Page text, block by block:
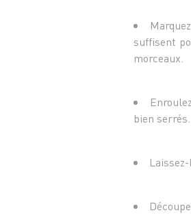
suffisent
morceaux.
bien serrés.